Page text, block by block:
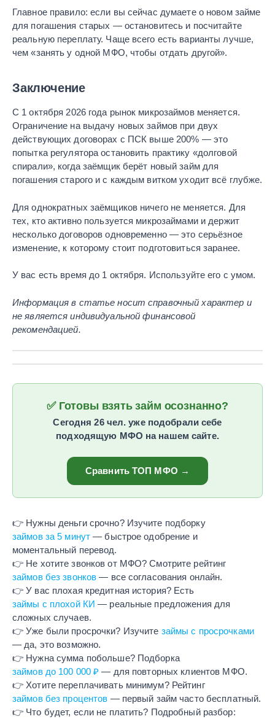
Главное правило: если вы сейчас думаете о новом займе
для погашения старых — остановитесь и посчитайте
реальную переплату. Чаще всего есть варианты лучше,
чем «занять у одной МФО, чтобы отдать другой».
Заключение
С 1 октября 2026 года рынок микрозаймов меняется.
Ограничение на выдачу новых займов при двух
действующих договорах с ПСК выше 200% — это
попытка регулятора остановить практику «долговой
спирали», когда заёмщик берёт новый займ для
погашения старого и с каждым витком уходит всё глубже.
Для однократных заёмщиков ничего не меняется. Для
тех, кто активно пользуется микрозаймами и держит
несколько договоров одновременно — это серьёзное
изменение, к которому стоит подготовиться заранее.
У вас есть время до 1 октября. Используйте его с умом.
Информация в статье носит справочный характер и
не является индивидуальной финансовой
рекомендацией.
✅ Готовы взять займ осознанно?
Сегодня 26 чел. уже подобрали себе
подходящую МФО на нашем сайте.
Сравнить ТОП МФО →
👉 Нужны деньги срочно? Изучите подборку
займов за 5 минут — быстрое одобрение и
моментальный перевод.
👉 Не хотите звонков от МФО? Смотрите рейтинг
займов без звонков — все согласования онлайн.
👉 У вас плохая кредитная история? Есть
займы с плохой КИ — реальные предложения для
сложных случаев.
👉 Уже были просрочки? Изучите займы с просрочками
— да, это возможно.
👉 Нужна сумма побольше? Подборка
займов до 100 000 ₽ — для повторных клиентов МФО.
👉 Хотите переплачивать минимум? Рейтинг
займов без процентов — первый займ часто бесплатный.
👉 Что будет, если не платить? Подробный разбор: